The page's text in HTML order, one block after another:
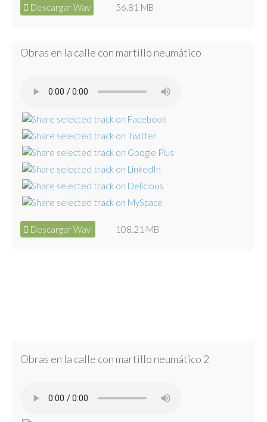
Descargar Wav 56.81 MB
Obras en la calle con martillo neumático
Descargar Wav 108.21 MB
Obras en la calle con martillo neumático 2